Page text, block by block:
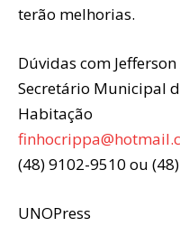
terão melhorias.
Dúvidas com
Secretário Municipal
Habitação
(48) 9102-9510 ou
UNOPress